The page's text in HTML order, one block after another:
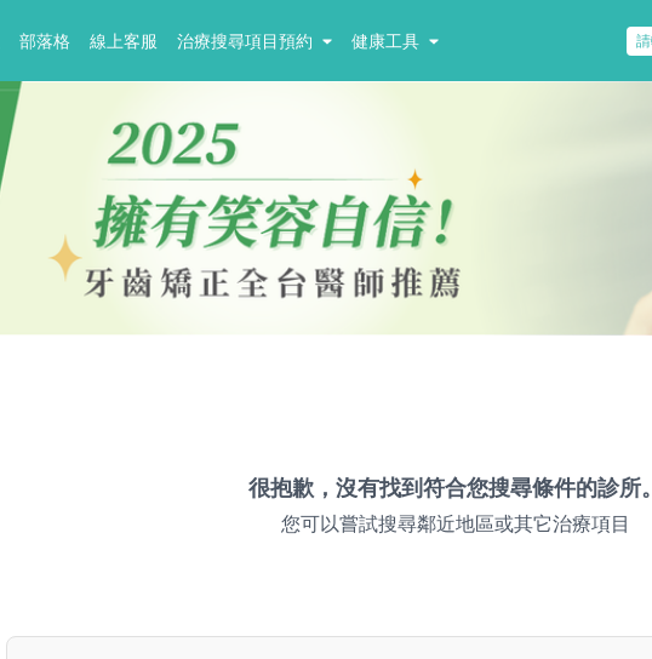
部落格 線上客服 治療搜尋項目預約 健康工具
很抱歉，沒有找到符合您搜尋條件的診所。
您可以嘗試搜尋鄰近地區或其它治療項目